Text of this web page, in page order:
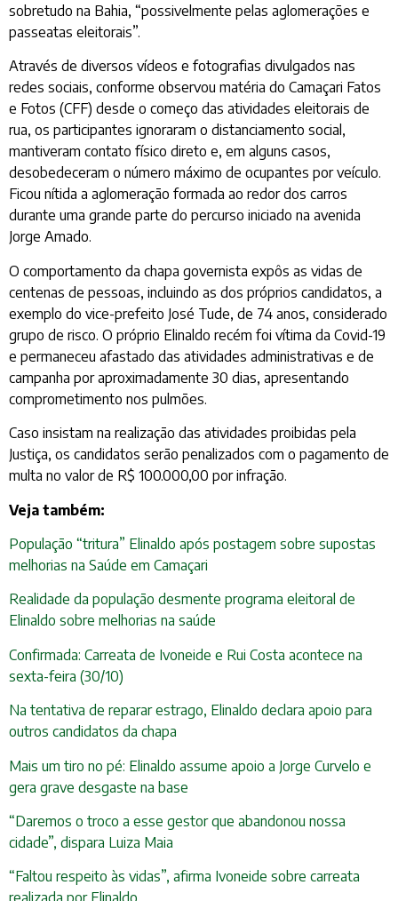
sobretudo na Bahia, “possivelmente pelas aglomerações e
passeatas eleitorais”.
Através de diversos vídeos e fotografias divulgados nas
redes sociais, conforme observou matéria do Camaçari Fatos
e Fotos (CFF) desde o começo das atividades eleitorais de
rua, os participantes ignoraram o distanciamento social,
mantiveram contato físico direto e, em alguns casos,
desobedeceram o número máximo de ocupantes por veículo.
Ficou nítida a aglomeração formada ao redor dos carros
durante uma grande parte do percurso iniciado na avenida
Jorge Amado.
O comportamento da chapa governista expôs as vidas de
centenas de pessoas, incluindo as dos próprios candidatos, a
exemplo do vice-prefeito José Tude, de 74 anos, considerado
grupo de risco. O próprio Elinaldo recém foi vítima da Covid-19
e permaneceu afastado das atividades administrativas e de
campanha por aproximadamente 30 dias, apresentando
comprometimento nos pulmões.
Caso insistam na realização das atividades proibidas pela
Justiça, os candidatos serão penalizados com o pagamento de
multa no valor de R$ 100.000,00 por infração.
Veja também:
População “tritura” Elinaldo após postagem sobre supostas
melhorias na Saúde em Camaçari
Realidade da população desmente programa eleitoral de
Elinaldo sobre melhorias na saúde
Confirmada: Carreata de Ivoneide e Rui Costa acontece na
sexta-feira (30/10)
Na tentativa de reparar estrago, Elinaldo declara apoio para
outros candidatos da chapa
Mais um tiro no pé: Elinaldo assume apoio a Jorge Curvelo e
gera grave desgaste na base
“Daremos o troco a esse gestor que abandonou nossa
cidade”, dispara Luiza Maia
“Faltou respeito às vidas”, afirma Ivoneide sobre carreata